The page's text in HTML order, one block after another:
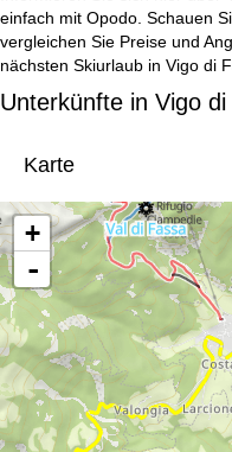
i
t
einfach mit Opodo. Schauen
vergleichen Sie Preise und
nächsten Skiurlaub in Vigo di
Unterkünfte in Vigo
Karte
+
-